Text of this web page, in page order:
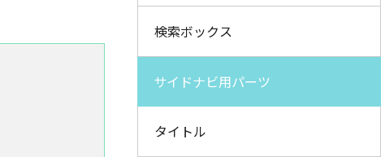
検索ボックス
サイドナビ用パーツ
タイトル